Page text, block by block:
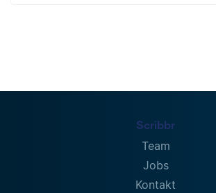
Scribbr
Team
Jobs
Kontakt